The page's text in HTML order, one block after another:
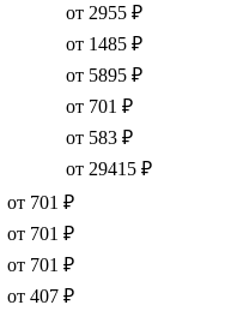
от 2955 ₽
от 1485 ₽
от 5895 ₽
от 701 ₽
от 583 ₽
от 29415 ₽
от 701 ₽
от 701 ₽
от 701 ₽
от 407 ₽